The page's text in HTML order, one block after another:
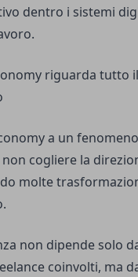
dentro i sistemi
riguarda tutto
a un
cogliere la
molte
non dipende solo
coinvolti, ma